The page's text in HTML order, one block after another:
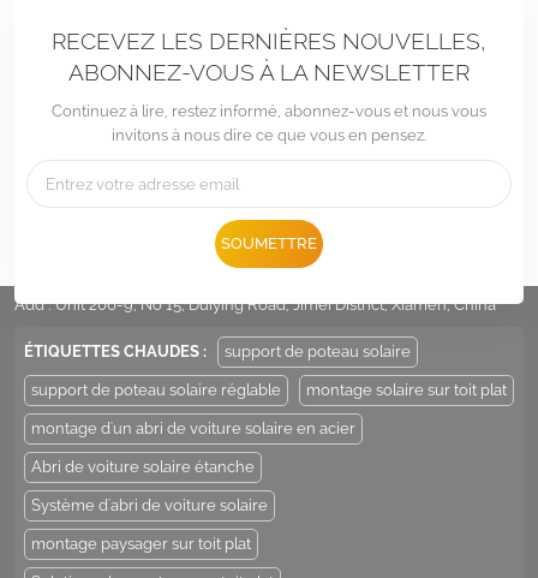
RECEVEZ LES DERNIÈRES NOUVELLES,
ABONNEZ-VOUS À LA NEWSLETTER
Continuez à lire, restez informé, abonnez-vous et nous vous
invitons à nous dire ce que vous en pensez.
SOUMETTRE
Sales@LandpowerSolar.com
Add : Unit 206-9, No 15, Duiying Road, Jimei District, Xiamen, China
ÉTIQUETTES CHAUDES : support de poteau solaire
support de poteau solaire réglable montage solaire sur toit plat
montage d'un abri de voiture solaire en acier
Abri de voiture solaire étanche
Système d'abri de voiture solaire
montage paysager sur toit plat